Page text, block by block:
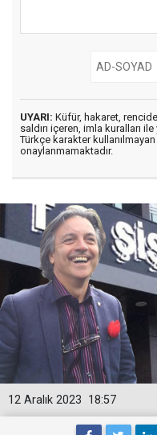
UYARI: Küfür, hakaret,
saldırı içeren, imla kuralları ile
Türkçe karakter
onaylanmamaktadır.
18:57
12 Aralık 2023